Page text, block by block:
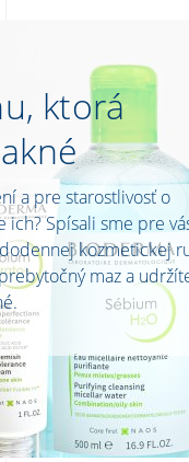
ktorá
a pre starostlivosť o
ich? Spísali sme pre
kozmetickej
maz a